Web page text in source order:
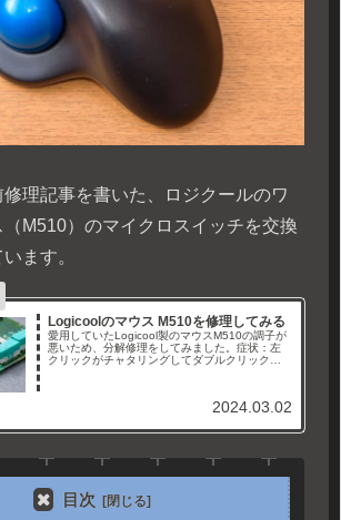
理記事を書いた、ロジクールのワ
M510）のマイクロスイッチを交換
ます。
Logicoolのマウス M510を修理してみる
愛用していたLogicool製のマウスM510の調子が
悪いため、分解修理をしてみました。症状：左
クリックがチャタリングしてダブルクリックに
2024.03.02
目次